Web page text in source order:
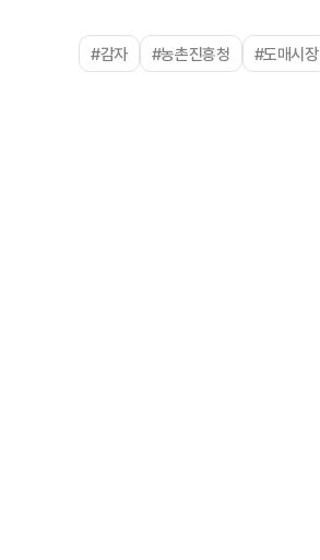
#감자 #농촌진흥청 #도매시장